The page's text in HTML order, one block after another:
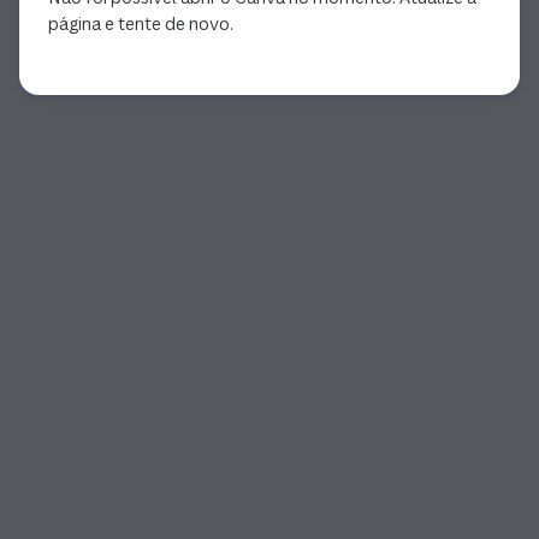
página e tente de novo.